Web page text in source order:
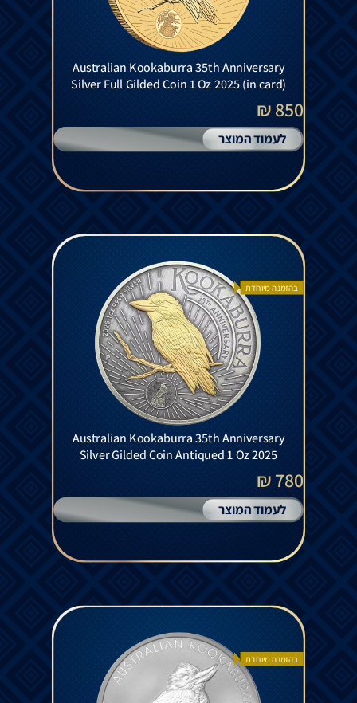
Australian Kookaburra 35th Anniversary
Silver Full Gilded Coin 1 Oz 2025 (in card)
850 ₪
לעמוד המוצר
בהזמנה מיוחדת
Australian Kookaburra 35th Anniversary
Silver Gilded Coin Antiqued 1 Oz 2025
780 ₪
לעמוד המוצר
בהזמנה מיוחדת